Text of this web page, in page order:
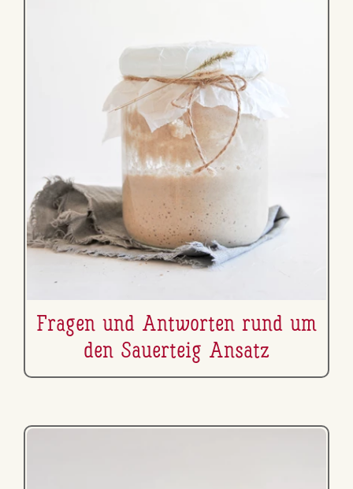
Fragen und Antworten rund um
den Sauerteig Ansatz